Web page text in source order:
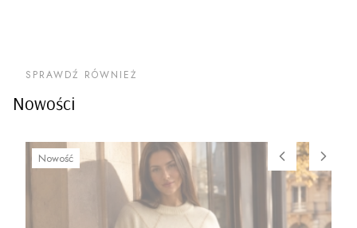
Nowości
SPRAWDŹ RÓWNIEŻ
Nowość